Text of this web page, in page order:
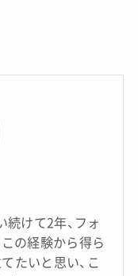
続けて2年、フォ
の経験から得ら
たいと思い、こ